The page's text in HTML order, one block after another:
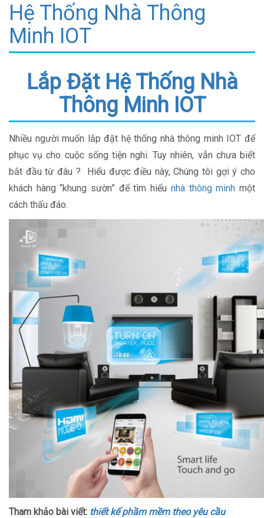
Hệ Thống Nhà Thông
Minh IOT
Lắp Đặt Hệ Thống Nhà
Thông Minh IOT
Nhiều người muốn lắp đặt hệ thống nhà thông minh IOT để
phục vụ cho cuộc sống tiện nghi. Tuy nhiên, vẫn chưa biết
bắt đầu từ đâu ? Hiểu được điều này, Chúng tôi gợi ý cho
khách hàng “khung sườn” để tìm hiểu nhà thông minh một
cách thấu đáo.
Tham khảo bài viết: thiết kế phầm mềm theo yêu cầu